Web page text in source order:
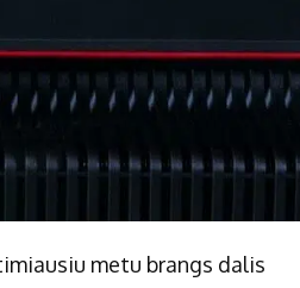
metu brangs dalis